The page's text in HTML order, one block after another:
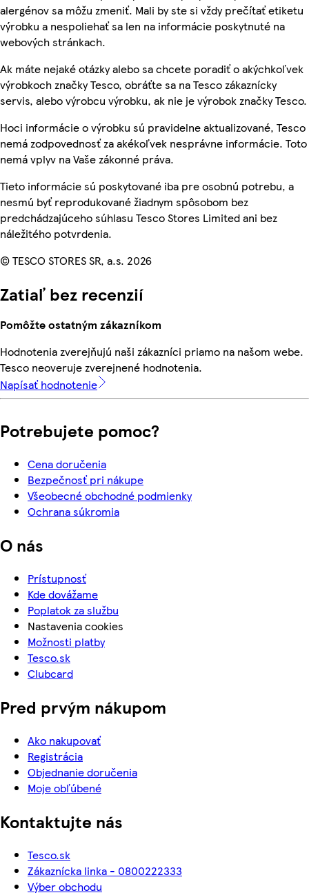
alergénov sa môžu zmeniť. Mali by ste si vždy prečítať etiketu
výrobku a nespoliehať sa len na informácie poskytnuté na
webových stránkach.
Ak máte nejaké otázky alebo sa chcete poradiť o akýchkoľvek
výrobkoch značky Tesco, obráťte sa na Tesco zákaznícky
servis, alebo výrobcu výrobku, ak nie je výrobok značky Tesco.
Hoci informácie o výrobku sú pravidelne aktualizované, Tesco
nemá zodpovednosť za akékoľvek nesprávne informácie. Toto
nemá vplyv na Vaše zákonné práva.
Tieto informácie sú poskytované iba pre osobnú potrebu, a
nesmú byť reprodukované žiadnym spôsobom bez
predchádzajúceho súhlasu Tesco Stores Limited ani bez
náležitého potvrdenia.
© TESCO STORES SR, a.s. 2026
Zatiaľ bez recenzií
Pomôžte ostatným zákazníkom
Hodnotenia zverejňujú naši zákazníci priamo na našom webe.
Tesco neoveruje zverejnené hodnotenia.
Napísať hodnotenie
Potrebujete pomoc?
Cena doručenia
Bezpečnosť pri nákupe
Všeobecné obchodné podmienky
Ochrana súkromia
O nás
Prístupnosť
Kde dovážame
Poplatok za službu
Nastavenia cookies
Možnosti platby
Tesco.sk
Clubcard
Pred prvým nákupom
Ako nakupovať
Registrácia
Objednanie doručenia
Moje obľúbené
Kontaktujte nás
Tesco.sk
Zákaznícka linka - 0800222333
Výber obchodu